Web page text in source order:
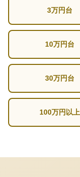
3万円台
10万円台
30万円台
100万円以上